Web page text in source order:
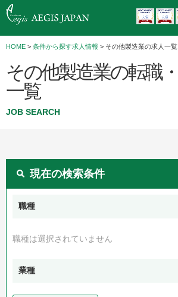
HOME > 条件から探す求人情報 > その他製造業の求人一覧
その他製造業の転職
一覧
JOB SEARCH
現在の検索条件
職種
職種は選択されていません
業種